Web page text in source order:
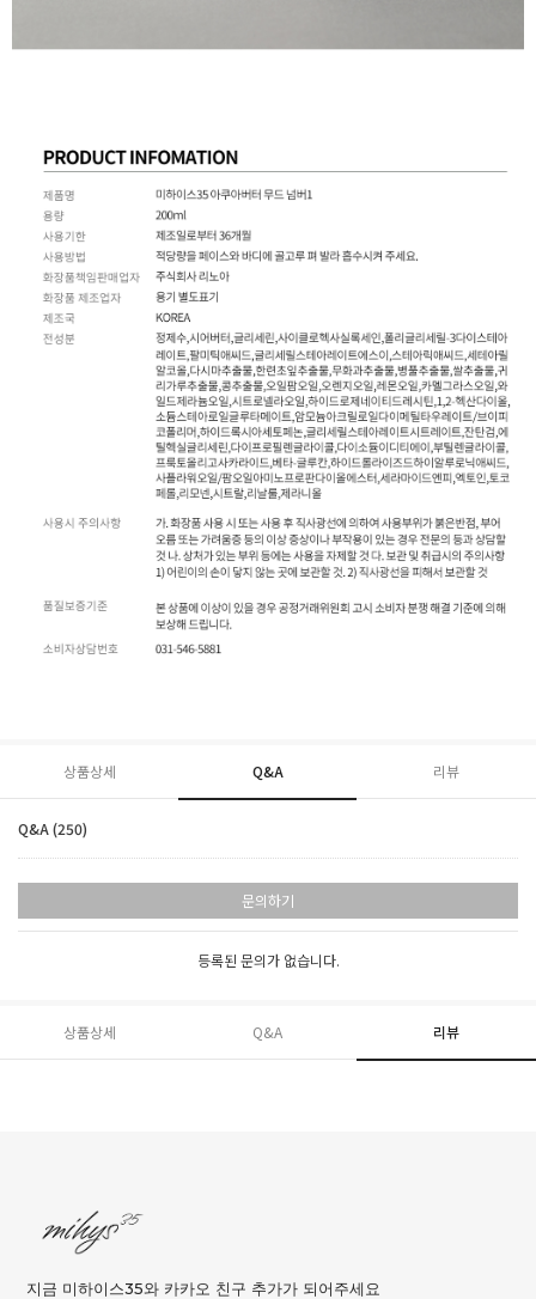
상품상세 Q&A 리뷰
Q&A (250)
문의하기
등록된 문의가 없습니다.
상품상세 Q&A 리뷰
지금 미하이스35와 카카오 친구 추가가 되어주세요